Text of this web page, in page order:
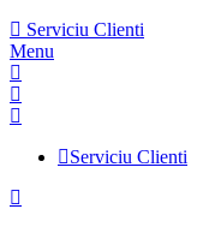
Serviciu Clienti
Menu
Serviciu Clienti